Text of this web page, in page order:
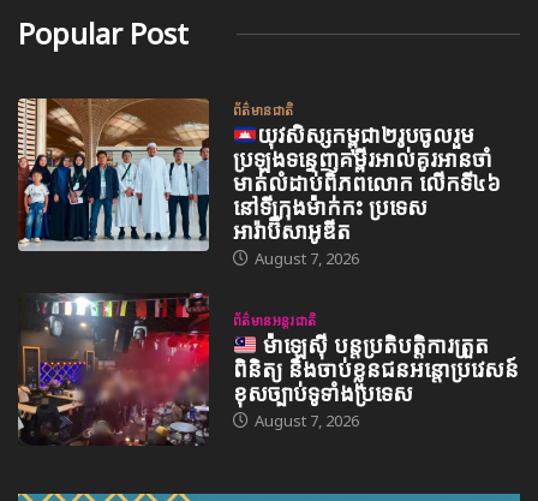
Popular Post
ព័ត៌មានជាតិ
យុវសិស្សកម្ពុជា២រូបចូលរួម
ប្រឡងទន្ទេញគម្ពីរអាល់គូរអានចាំ
មាត់លំដាប់ពិភពលោក លើកទី៤៦
នៅទីក្រុងម៉ាក់កះ ប្រទេស
អារ៉ាប៊ីសាអូឌីត
August 7, 2026
ព័ត៌មានអន្តរជាតិ
ម៉ាឡេស៊ី បន្តប្រតិបត្តិការត្រួត
ពិនិត្យ និងចាប់ខ្លួនជនអន្តោប្រវេសន៍
ខុសច្បាប់ទូទាំងប្រទេស
August 7, 2026